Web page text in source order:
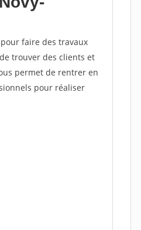
faire des travaux
trouver des clients et
permet de rentrer en
pour réaliser